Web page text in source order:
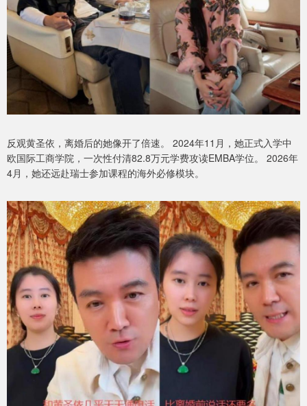
反观黄圣依，离婚后的她像开了倍速。 2024年11月，她正式入学中
欧国际工商学院，一次性付清82.8万元学费攻读EMBA学位。 2026年
4月，她还远赴瑞士参加课程的海外必修模块。